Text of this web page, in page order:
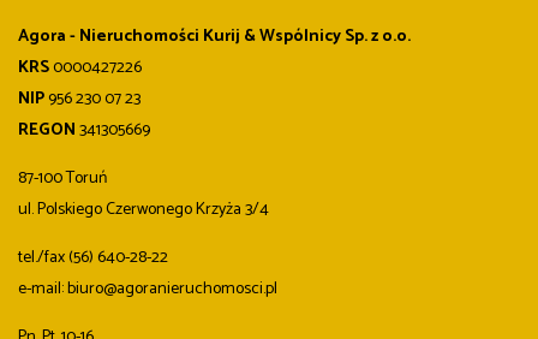
Agora - Nieruchomości Kurij & Wspólnicy Sp. z o.o.
KRS0000427226
NIP956 230 07 23
REGON341305669
87-100 Toruń
ul. Polskiego Czerwonego Krzyża 3/4
tel./fax (56) 640-28-22
e-mail: biuro@agoranieruchomosci.pl